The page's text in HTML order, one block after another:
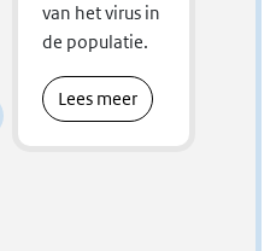
van het virus in
de populatie.
Lees meer